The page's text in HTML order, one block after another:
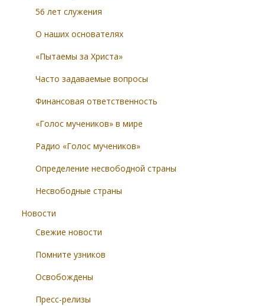
56 лет служения
О наших основателях
«Пытаемы за Христа»
Часто задаваемые вопросы
Финансовая ответственность
«Голос мучеников» в мире
Радио «Голос мучеников»
Определение несвободной страны
Несвободные страны
Новости
Свежие новости
Помните узников
Освобождены
Пресс-релизы